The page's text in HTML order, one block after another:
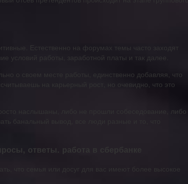
Естественно на форумах темы часто заходят
условий работы, заработной платы и так далее.
о своем месте работы, единственно добавляя, что
на карьерный рост, но очевидно, что это
наслышаны, либо не прошли собеседование, либо
банальный вывод, все люди разные и то, что
ответы. работа в сбербанке
что семья или досуг для вас имеют более высокое